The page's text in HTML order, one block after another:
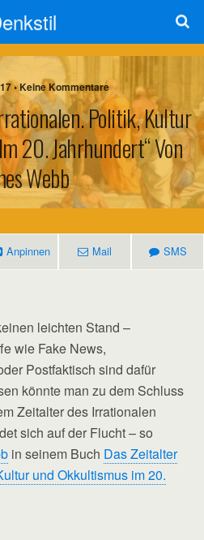
• Keine Kommentare
Politik, Kultur
20. Jahrhundert“ Von
Webb
Anpinnen Mail SMS
leichten Stand –
wie Fake News,
Postfaktisch sind dafür
könnte man zu dem Schluss
Zeitalter des Irrationalen
sich auf der Flucht – so
in seinem Buch Das Zeitalter
und Okkultismus im 20.